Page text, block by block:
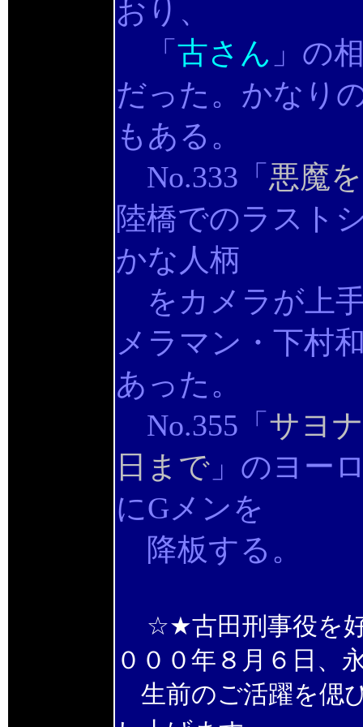
おり、
「 古さん 」の
だった。かなり
もある。
No.333「 悪魔
陸橋でのラスト
かな人柄
をカメラが上
メラマン・下村
あった。
No.355「 サヨ
日まで 」のヨー
にGメンを
降板する。
☆★古田刑事役を
０００年８月６日、
生前のご活躍を偲